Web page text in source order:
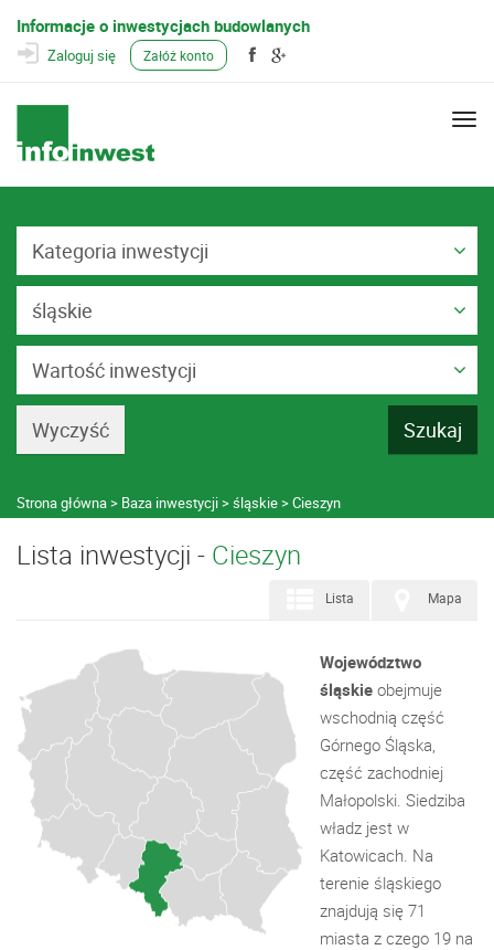
Informacje o inwestycjach budowlanych
Zaloguj się Załóż konto
Kategoria inwestycji
śląskie
Wartość inwestycji
Strona główna Baza inwestycji śląskie Cieszyn
Lista inwestycji - Cieszyn
Mapa
Lista
Województwo
śląskie obejmuje
wschodnią część
Górnego Śląska,
część zachodniej
Małopolski. Siedziba
władz jest w
Katowicach. Na
terenie śląskiego
znajdują się 71
miasta z czego 19 na